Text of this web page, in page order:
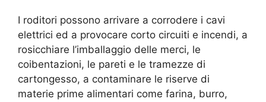
I roditori possono arrivare a corrodere i cavi
elettrici ed a provocare corto circuiti e incendi, a
rosicchiare l’imballaggio delle merci, le
coibentazioni, le pareti e le tramezze di
cartongesso, a contaminare le riserve di
materie prime alimentari come farina, burro,